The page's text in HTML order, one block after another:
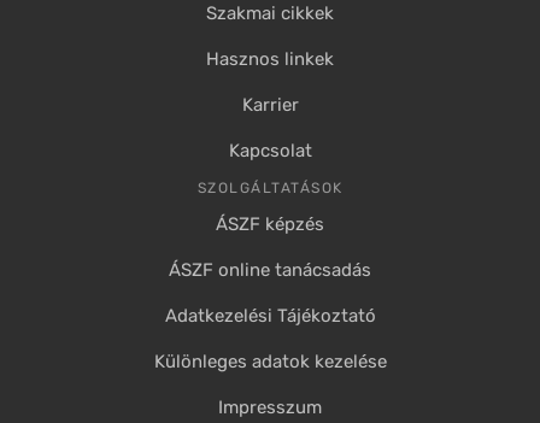
Szakmai cikkek
Hasznos linkek
Karrier
Kapcsolat
SZOLGÁLTATÁSOK
ÁSZF képzés
ÁSZF online tanácsadás
Adatkezelési Tájékoztató
Különleges adatok kezelése
Impresszum